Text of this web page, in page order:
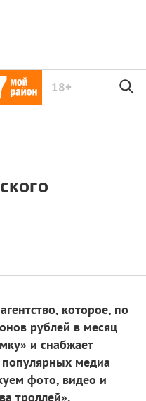
18+
которое, по
рублей в месяц
и снабжает
медиа
фото, видео и
троллей».